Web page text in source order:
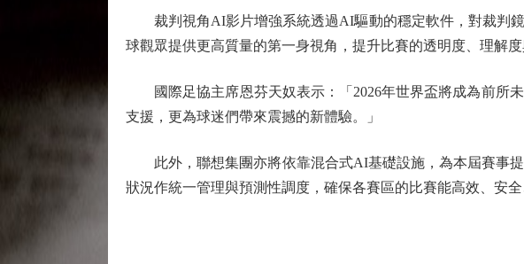
裁判視角AI影片增強系統透過AI驅動的穩定軟件，對裁判鏡
球觀眾提供更高質量的第一身視角，提升比賽的透明度、理解度
國際足協主席恩芬天奴表示：「2026年世界盃將成為前所
支援，更為球迷們帶來震撼的新體驗。」
此外，聯想集團亦將依靠混合式AI基礎設施，為本屆賽事提
狀況作統一管理與預測性調度，確保各賽區的比賽能高效、安全